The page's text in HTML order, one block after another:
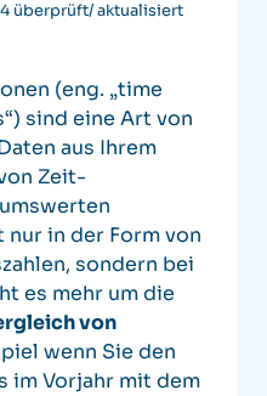
überprüft/ aktualisiert
(eng. „time
sind eine Art von
aus Ihrem
Zeit-
in der Form von
sondern bei
es mehr um die
von
wenn Sie den
im Vorjahr mit dem